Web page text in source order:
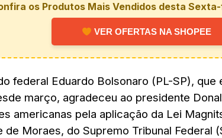
os Produtos Mais Vendidos desta
VER OFERTAS NA SHOPEE
federal Eduardo Bolsonaro (PL-SP), que
março, agradeceu ao presidente
americanas pela aplicação da Lei
de Moraes, do Supremo Tribunal Federal